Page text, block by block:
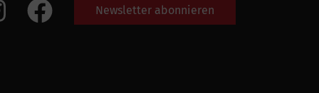
Newsletter abonnieren